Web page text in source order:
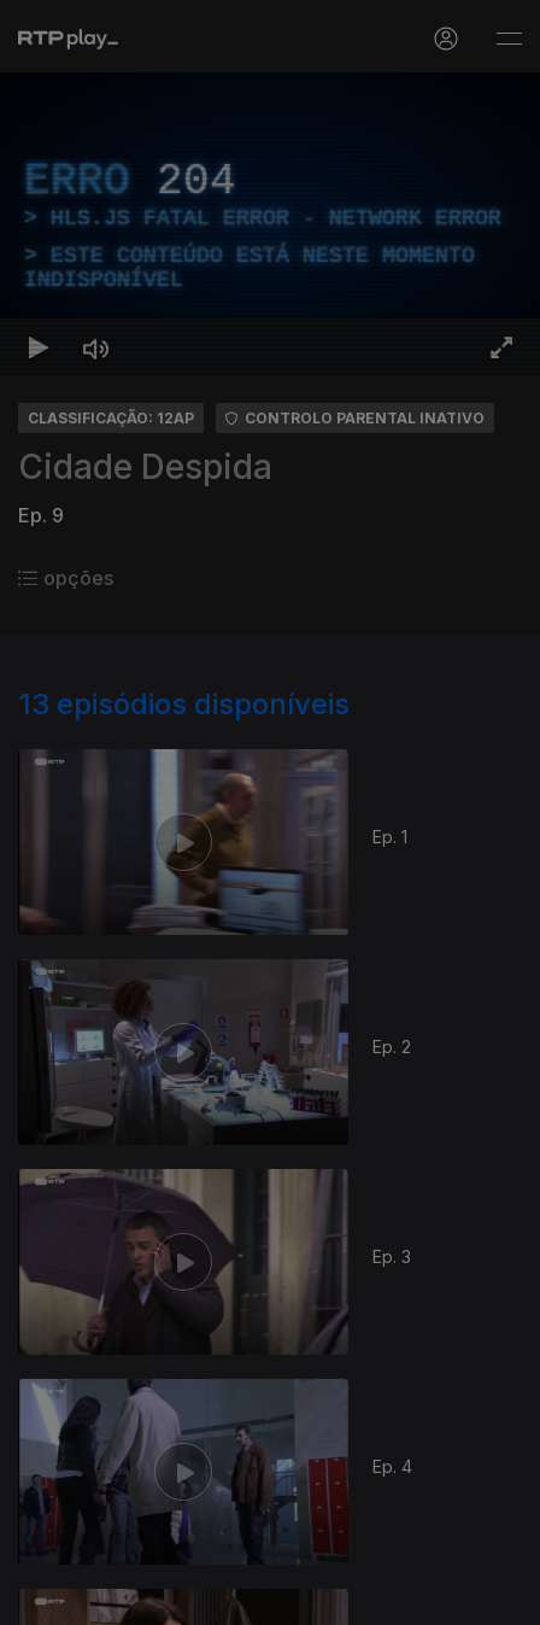
ERRO 204
HLS.JS FATAL ERROR - NETWORK ERROR
ESTE CONTEÚDO ESTÁ NESTE MOMENTO
INDISPONÍVEL
CLASSIFICAÇÃO: 12AP CONTROLO PARENTAL INATIVO
Cidade Despida
Ep. 9
opções
13 episódios disponíveis
Ep. 1
Ep. 2
Ep. 3
Ep. 4